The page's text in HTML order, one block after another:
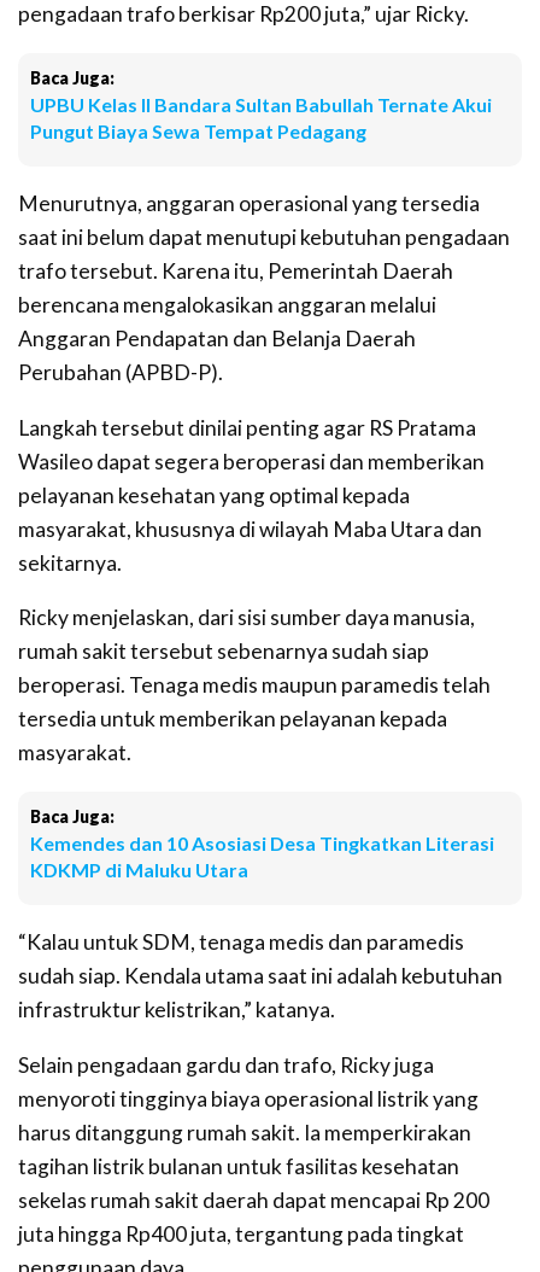
pengadaan trafo berkisar Rp200 juta,” ujar Ricky.
Baca Juga:
UPBU Kelas II Bandara Sultan Babullah Ternate Akui
Pungut Biaya Sewa Tempat Pedagang
Menurutnya, anggaran operasional yang tersedia
saat ini belum dapat menutupi kebutuhan pengadaan
trafo tersebut. Karena itu, Pemerintah Daerah
berencana mengalokasikan anggaran melalui
Anggaran Pendapatan dan Belanja Daerah
Perubahan (APBD-P).
Langkah tersebut dinilai penting agar RS Pratama
Wasileo dapat segera beroperasi dan memberikan
pelayanan kesehatan yang optimal kepada
masyarakat, khususnya di wilayah Maba Utara dan
sekitarnya.
Ricky menjelaskan, dari sisi sumber daya manusia,
rumah sakit tersebut sebenarnya sudah siap
beroperasi. Tenaga medis maupun paramedis telah
tersedia untuk memberikan pelayanan kepada
masyarakat.
Baca Juga:
Kemendes dan 10 Asosiasi Desa Tingkatkan Literasi
KDKMP di Maluku Utara
“Kalau untuk SDM, tenaga medis dan paramedis
sudah siap. Kendala utama saat ini adalah kebutuhan
infrastruktur kelistrikan,” katanya.
Selain pengadaan gardu dan trafo, Ricky juga
menyoroti tingginya biaya operasional listrik yang
harus ditanggung rumah sakit. Ia memperkirakan
tagihan listrik bulanan untuk fasilitas kesehatan
sekelas rumah sakit daerah dapat mencapai Rp 200
juta hingga Rp400 juta, tergantung pada tingkat